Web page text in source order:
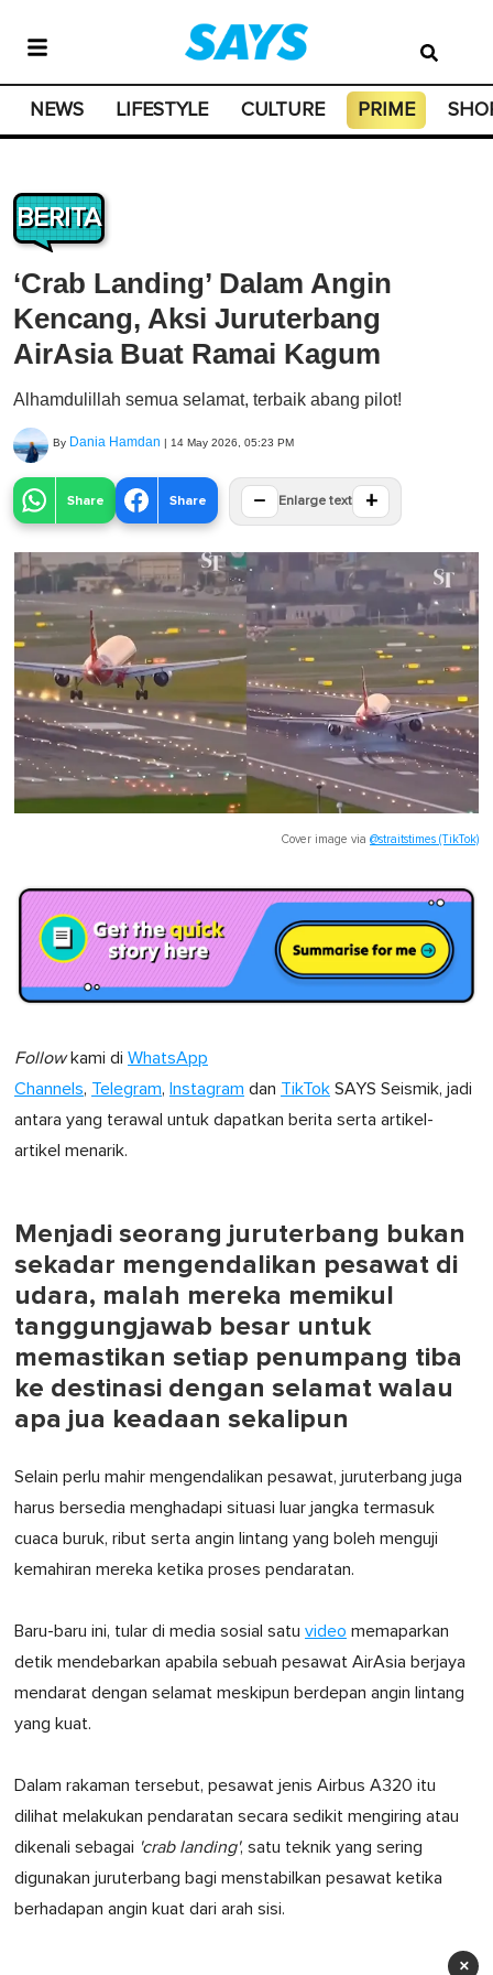
NEWS LIFESTYLE CULTURE PRIME
BERITA
‘Crab Landing’ Dalam Angin
Kencang, Aksi Juruterbang
AirAsia Buat Ramai Kagum
Alhamdulillah semua selamat, terbaik abang pilot!
By Dania Hamdan | 14 May 2026, 05:23 PM
Share Share − Enlarge text +
Cover image via @straitstimes (TikTok)
Followkami di WhatsApp
Channels, Telegram, Instagram dan TikTok SAYS Seismik, jadi
antara yang terawal untuk dapatkan berita serta artikel-
artikel menarik.
Menjadi seorang juruterbang bukan
sekadar mengendalikan pesawat di
udara, malah mereka memikul
tanggungjawab besar untuk
memastikan setiap penumpang tiba
ke destinasi dengan selamat walau
apa jua keadaan sekalipun
Selain perlu mahir mengendalikan pesawat, juruterbang juga
harus bersedia menghadapi situasi luar jangka termasuk
cuaca buruk, ribut serta angin lintang yang boleh menguji
kemahiran mereka ketika proses pendaratan.
Baru-baru ini, tular di media sosial satu video memaparkan
detik mendebarkan apabila sebuah pesawat AirAsia berjaya
mendarat dengan selamat meskipun berdepan angin lintang
yang kuat.
Dalam rakaman tersebut, pesawat jenis Airbus A320 itu
dilihat melakukan pendaratan secara sedikit mengiring atau
dikenali sebagai 'crab landing', satu teknik yang sering
digunakan juruterbang bagi menstabilkan pesawat ketika
berhadapan angin kuat dari arah sisi.
×